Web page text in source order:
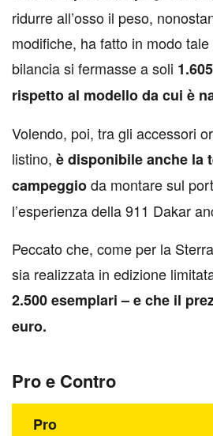
ridurre all’osso il peso,
modifiche, ha fatto in modo tale
bilancia si fermasse a soli
rispetto al modello da cui è
Volendo, poi, tra gli accessori
listino, è disponibile anche la
campeggioda montare sul
l’esperienza della 911 Dakar
Peccato che, come per la
sia realizzata in edizione
2.500 esemplari – e che il
euro.
Pro e Contro
Pro